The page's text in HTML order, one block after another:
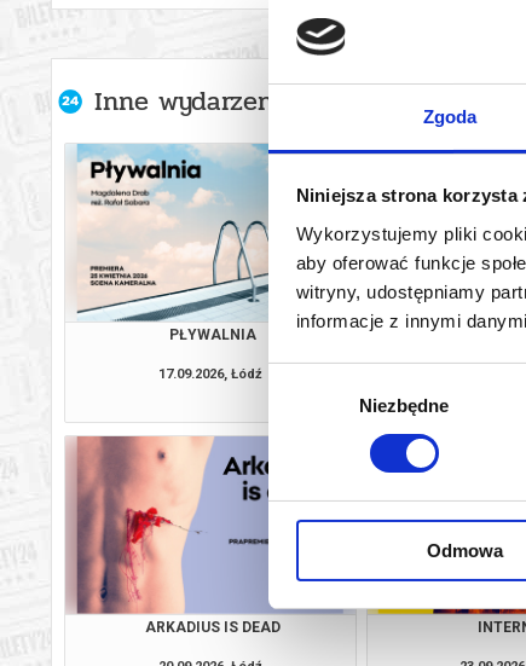
Zgoda
Niniejsza strona korzysta
Wykorzystujemy pliki
aby oferować funkcje
witryny, udostępniamy
informacje z innymi
Niezbędne
Odmowa
Inne wydarzenia organizatora
PŁYWALNIA
17.09.2026, Łódź
PRANIE
ARKADIUS IS DEAD